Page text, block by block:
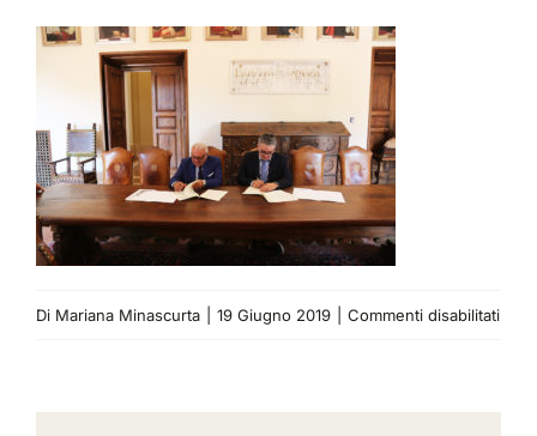
Di Mariana Minascurta 19 Giugno 2019 Commenti disabilitatisu